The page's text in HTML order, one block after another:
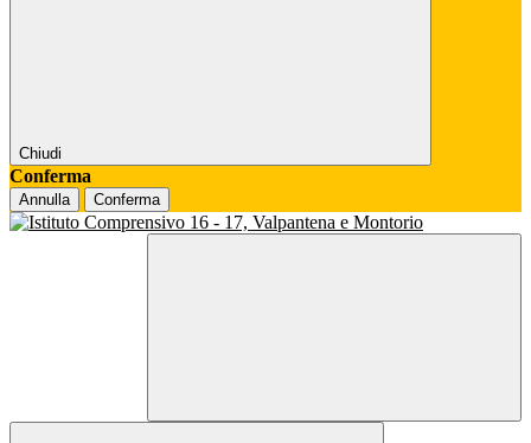
Chiudi
Conferma
Annulla Conferma